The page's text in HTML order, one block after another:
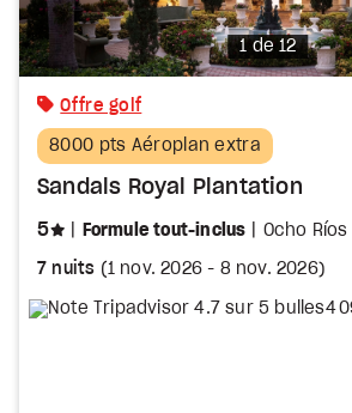
Photo
1 de 12
Offre golf
8000 pts Aéroplan extra
Sandals Royal Plantation
5 étoiles
Formule tout-inclus Ocho Ríos
7 nuits (1 nov. 2026 - 8 nov. 2026)
4